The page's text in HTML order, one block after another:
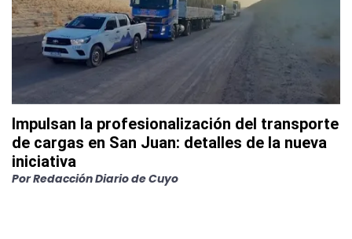
Impulsan la profesionalización del transporte
de cargas en San Juan: detalles de la nueva
iniciativa
PorRedacción Diario de Cuyo